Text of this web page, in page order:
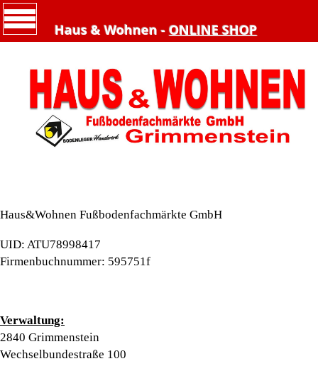
Haus & Wohnen -ONLINE SHOP
Haus&Wohnen Fußbodenfachmärkte GmbH
UID: ATU78998417
Firmenbuchnummer: 595751f
Verwaltung:
2840 Grimmenstein
Wechselbundestraße 100